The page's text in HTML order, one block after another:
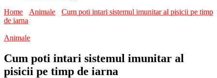
Home
Animale
Cum poti intari sistemul imunitar al pisicii pe timp
de iarna
Animale
Cum poti intari sistemul imunitar al
pisicii pe timp de iarna